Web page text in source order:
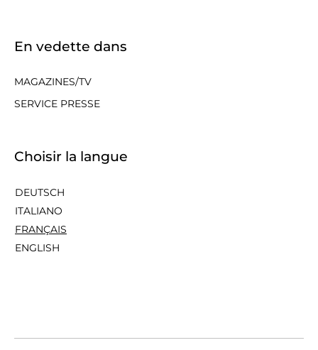
En vedette dans
MAGAZINES/TV
SERVICE PRESSE
Choisir la langue
DEUTSCH
ITALIANO
FRANÇAIS
ENGLISH